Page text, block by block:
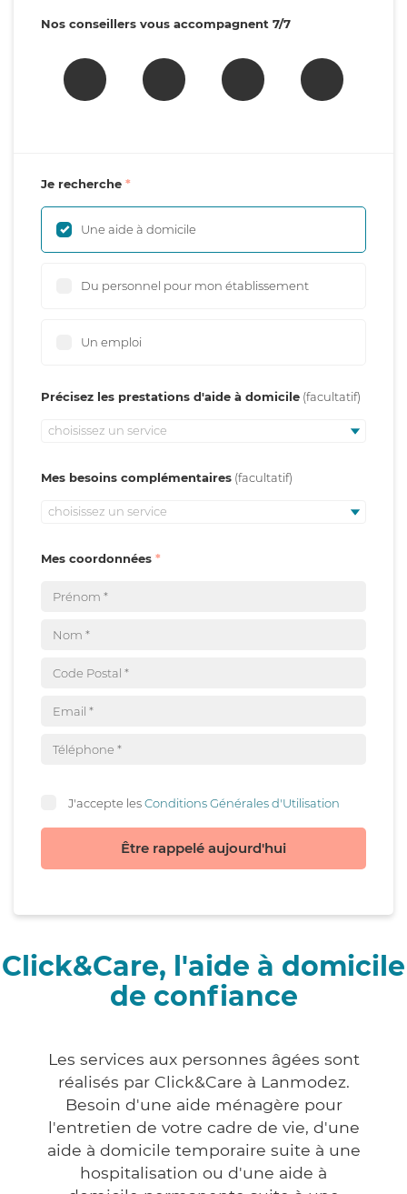
Nos conseillers vous accompagnent 7/7
Je recherche
Une aide à domicile
Du personnel pour mon établissement
Un emploi
Précisez les prestations d'aide à domicile
choisissez un service
Mes besoins complémentaires
choisissez un service
Mes coordonnées
J'accepte lesConditions Générales d'Utilisation
Être rappelé aujourd'hui
Click&Care, l'aide à domicile
de confiance
Les services aux personnes âgées sont
réalisés par Click&Care à Lanmodez.
Besoin d'une aide ménagère pour
l'entretien de votre cadre de vie, d'une
aide à domicile temporaire suite à une
hospitalisation ou d'une aide à